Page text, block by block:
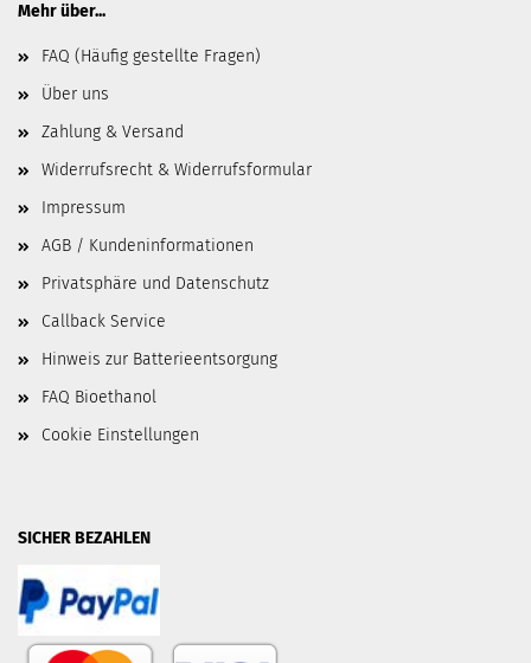
Mehr über...
FAQ (Häufig gestellte Fragen)
Über uns
Zahlung & Versand
Widerrufsrecht & Widerrufsformular
Impressum
AGB / Kundeninformationen
Privatsphäre und Datenschutz
Callback Service
Hinweis zur Batterieentsorgung
FAQ Bioethanol
Cookie Einstellungen
SICHER BEZAHLEN